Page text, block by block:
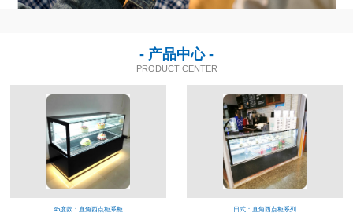
- 产品中心 -
PRODUCT CENTER
45度款：直角西点柜系柜 日式：直角西点柜系列